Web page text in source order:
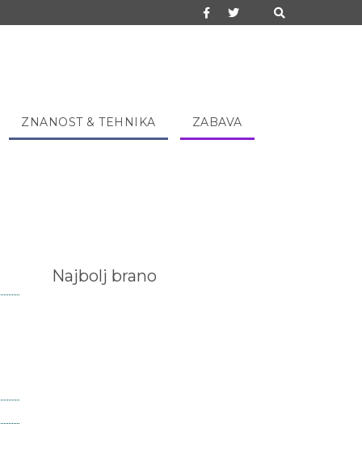
ZNANOST & TEHNIKA ZABAVA
Najbolj brano